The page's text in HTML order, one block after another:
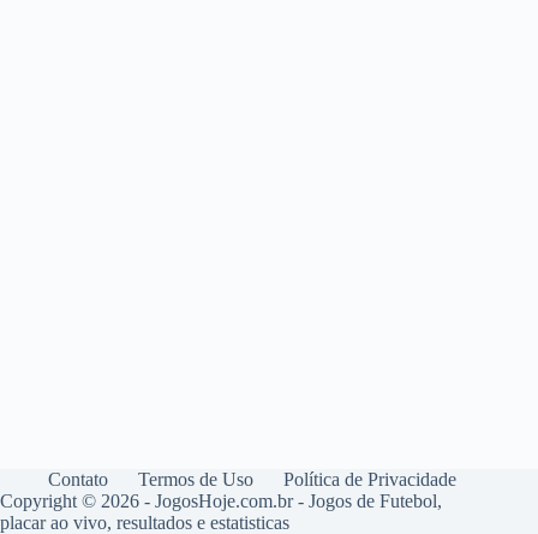
Contato Termos de Uso
Política de Privacidade
Copyright © 2026 - JogosHoje.com.br - Jogos de Futebol,
placar ao vivo, resultados e estatisticas